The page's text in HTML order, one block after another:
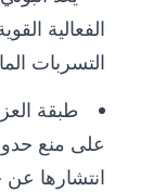
الفعالية
التسربات
طبقة
على منع
انتشارها